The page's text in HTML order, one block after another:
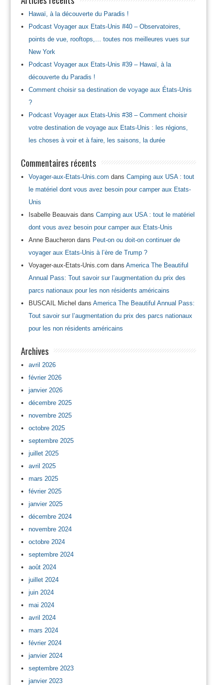
Hawaï, à la découverte du Paradis !
Podcast Voyager aux Etats-Unis #40 – Observatoires,
points de vue, rooftops,… toutes nos meilleures vues sur
New York
Podcast Voyager aux Etats-Unis #39 – Hawaï, à la
découverte du Paradis !
Comment choisir sa destination de voyage aux États-Unis
?
Podcast Voyager aux Etats-Unis #38 – Comment choisir
votre destination de voyage aux Etats-Unis : les régions,
les choses à voir et à faire, les saisons, la durée
Commentaires récents
Voyager-aux-Etats-Unis.com dans Camping aux USA : tout
le matériel dont vous avez besoin pour camper aux Etats-
Unis
Isabelle Beauvais dans Camping aux USA : tout le matériel
dont vous avez besoin pour camper aux Etats-Unis
Anne Baucherondans Peut-on ou doit-on continuer de
voyager aux Etats-Unis à l’ère de Trump ?
Voyager-aux-Etats-Unis.com dans America The Beautiful
Annual Pass: Tout savoir sur l’augmentation du prix des
parcs nationaux pour les non résidents américains
BUSCAIL Michel dans America The Beautiful Annual Pass:
Tout savoir sur l’augmentation du prix des parcs nationaux
pour les non résidents américains
Archives
avril 2026
février 2026
janvier 2026
décembre 2025
novembre 2025
octobre 2025
septembre 2025
juillet 2025
avril 2025
mars 2025
février 2025
janvier 2025
décembre 2024
novembre 2024
octobre 2024
septembre 2024
août 2024
juillet 2024
juin 2024
mai 2024
avril 2024
mars 2024
février 2024
janvier 2024
septembre 2023
janvier 2023